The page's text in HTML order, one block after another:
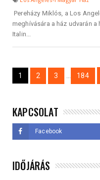
Pereházy Miklós, a Los
meghívására a ház udvarán
Italin...
1 2 3 184
KAPCSOLAT
Facebook
IDŐJÁRÁS